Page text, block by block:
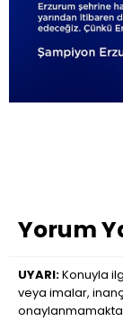
Yorum
UYARI:Konuyla
veya imalar,